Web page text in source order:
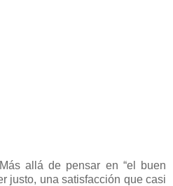
allá de pensar en “el buen
justo, una satisfacción que casi